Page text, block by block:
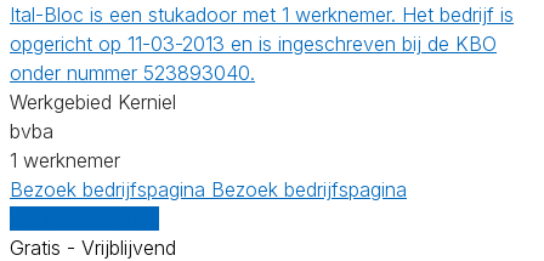
Ital-Bloc is een stukadoor met 1 werknemer. Het bedrijf is
opgericht op 11-03-2013 en is ingeschreven bij de KBO
onder nummer 523893040.
Werkgebied Kerniel
bvba
1 werknemer
Bezoek bedrijfspagina Bezoek bedrijfspagina
Gratis - Vrijblijvend